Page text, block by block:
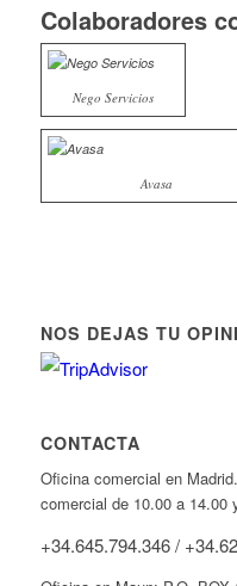
Colaboradores
Nego Servicios
Avasa
NOS DEJAS TU
CONTACTA
Oficina comercial en
comercial de 10.00 a 14.00
+34.645.794.346 /